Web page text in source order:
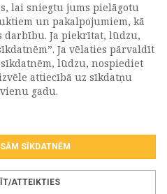
noteikumiem
lai sniegtu jums pielāgotu
un pakalpojumiem, kā
Ja piekrītat, lūdzu,
Ja vēlaties pārvaldīt
lūdzu, nospiediet
attiecībā uz sīkdatņu
gadu.
SĪKDATNĒM
ATTEIKTIES